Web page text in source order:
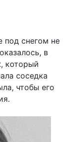
под снегом не
в
который
соседка
чтобы его